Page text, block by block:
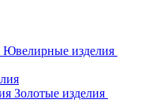
Ювелирные изделия
Золотые изделия